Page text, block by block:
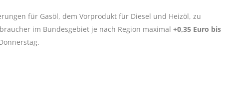
für Gasöl, dem Vorprodukt für Diesel und Heizöl, zu
im Bundesgebiet je nach Region maximal +0,35 Euro bis